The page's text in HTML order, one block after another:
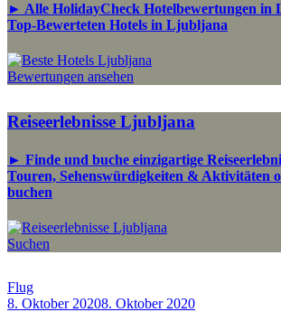
► Alle HolidayCheck Hotelbewertungen
Top-Bewerteten Hotels in Ljubljana
Bewertungen ansehen
Reiseerlebnisse Ljubljana
► Finde und buche einzigartige
Touren, Sehenswürdigkeiten & Aktivitäten
buchen
Suchen
Flug
8. Oktober 20208. Oktober 2020